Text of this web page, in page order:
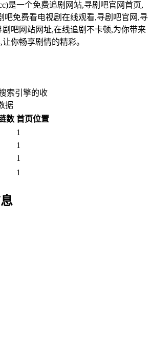
是一个免费追剧网站,寻剧吧官网首页,
吧免费看电视剧在线观看,寻剧吧官网,寻
吧网站网址,在线追剧不卡顿,为你带来
你畅享剧情的精彩。
索引擎的收
据
数 首页位置
1
1
1
1